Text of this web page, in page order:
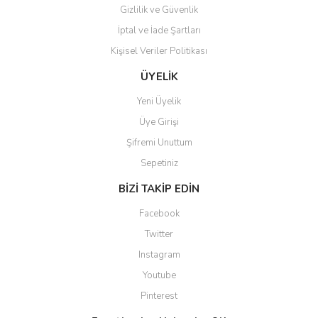
Gönder
Gizlilik ve Güvenlik
İptal ve İade Şartları
Kişisel Veriler Politikası
ÜYELİK
Yeni Üyelik
Üye Girişi
Şifremi Unuttum
Sepetiniz
BİZİ TAKİP EDİN
Facebook
Twitter
Instagram
Youtube
Pinterest